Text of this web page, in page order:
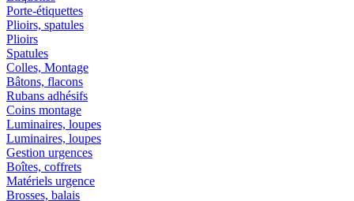
Porte-étiquettes
Plioirs, spatules
Plioirs
Spatules
Colles, Montage
Bâtons, flacons
Rubans adhésifs
Coins montage
Luminaires, loupes
Luminaires, loupes
Gestion urgences
Boîtes, coffrets
Matériels urgence
Brosses, balais